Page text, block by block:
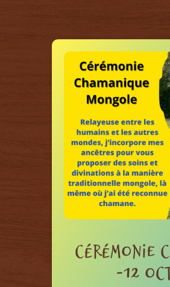
Cérémonie
-12